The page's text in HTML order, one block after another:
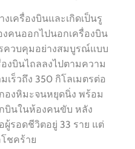
เครื่องบินและเกิดเป็นรู
คนออกไปนอกเครื่องบิน
ควบคุมอย่างสมบูรณ์แบบ
งบินไถลลงไปตามความ
เร็วถึง 350 กิโลเมตรต่อ
องหิมะจนหยุดนิ่ง พร้อม
บินในห้องคนขับ หลัง
ผู้รอดชีวิตอยู่ 33 ราย แต่
ชคร้าย